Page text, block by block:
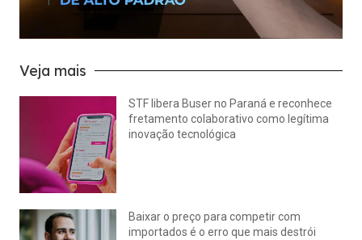
Veja mais
STF libera Buser no Paraná e reconhece
fretamento colaborativo como legítima
inovação tecnológica
Baixar o preço para competir com
importados é o erro que mais destrói